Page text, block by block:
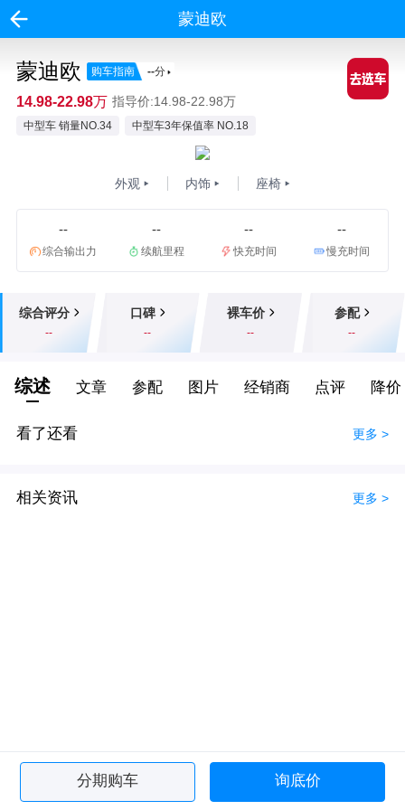
蒙迪欧
蒙迪欧 购车指南 --分
14.98-22.98万 指导价:14.98-22.98万
中型车 销量NO.34 中型车3年保值率 NO.18
外观 内饰 座椅
--
综合输出力
--
续航里程
--
快充时间
--
慢充时间
综合评分
--
口碑
--
裸车价
--
参配
--
综述 文章 参配 图片 经销商 点评 降价
看了还看 更多 >
相关资讯 更多 >
分期购车 询底价